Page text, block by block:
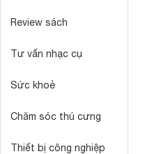
Review sách
Tư vấn nhạc cụ
Sức khoẻ
Chăm sóc thú cưng
Thiết bị công nghiệp